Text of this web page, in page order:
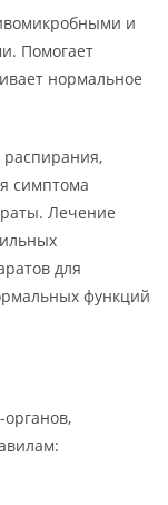
и
Помогает
нормальное
симптома
Лечение
для
функций